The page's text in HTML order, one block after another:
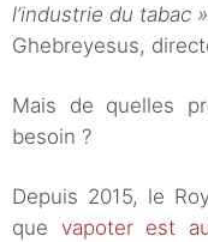
l’industrie du tabac »
Ghebreyesus,
Mais de quelles
besoin ?
Depuis 2015, le
que vapoter est